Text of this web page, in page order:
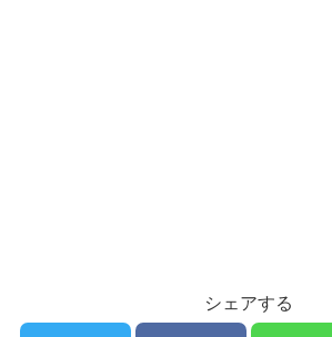
シェアする